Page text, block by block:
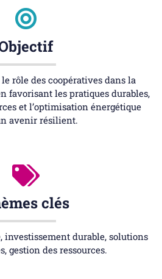
rôle des coopératives dans la
favorisant les pratiques durables,
et l’optimisation énergétique
avenir résilient.
clés
investissement durable, solutions
gestion des ressources.